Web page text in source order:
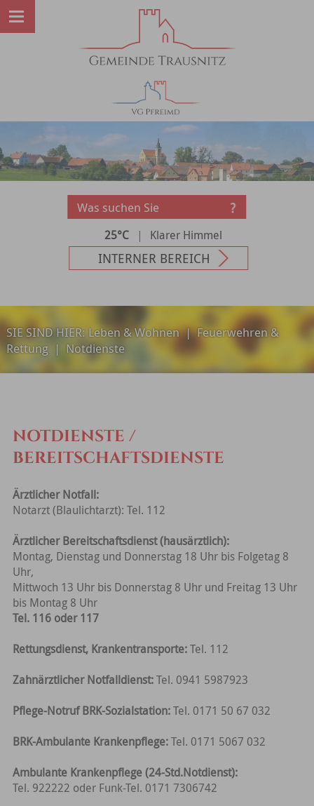
25°C | Klarer Himmel
INTERNER BEREICH
SIE SIND HIER:Leben & Wohnen|Feuerwehren &
Rettung| Notdienste
NOTDIENSTE /
BEREITSCHAFTSDIENSTE
Ärztlicher Notfall:
Notarzt (Blaulichtarzt): Tel. 112
Ärztlicher Bereitschaftsdienst (hausärztlich):
Montag, Dienstag und Donnerstag 18 Uhr bis Folgetag 8
Uhr,
Mittwoch 13 Uhr bis Donnerstag 8 Uhr und Freitag 13 Uhr
bis Montag 8 Uhr
Tel. 116 oder 117
Rettungsdienst, Krankentransporte:Tel. 112
Zahnärztlicher Notfalldienst:Tel. 0941 5987923
Pflege-Notruf BRK-Sozialstation:Tel. 0171 50 67 032
BRK-Ambulante Krankenpflege:Tel. 0171 5067 032
Ambulante Krankenpflege (24-Std.Notdienst):
Tel. 922222 oder Funk-Tel. 0171 7306742